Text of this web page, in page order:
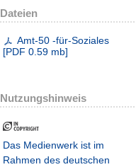
Dateien
Amt-50 -für-Soziales
[PDF 0.59 mb]
Nutzungshinweis
Das Medienwerk ist im
Rahmen des deutschen